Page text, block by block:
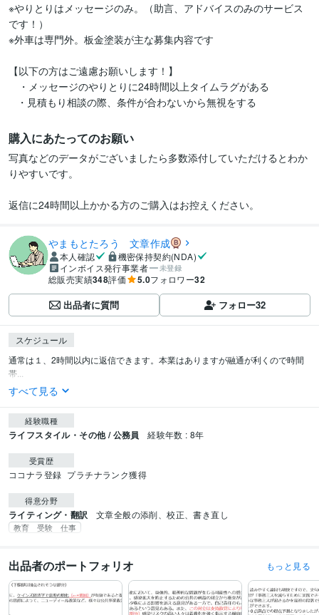
※やりとりはメッセージのみ。（助言、アドバイスのみのサービス
です！）
※外車は専門外。板金塗装が主な募集内容です
【以下の方はご遠慮お願いします！】
・メッセージのやりとりに24時間以上タイムラグがある
購入にあたってのお願い
写真などのデータがございましたら多数添付していただけるとわか
りやすいです。
返信に24時間以上かかる方のご購入はお控えください。
やまもとたろう 文章作成
本人確認
機密保持契約(NDA)
インボイス発行事業者
未登録
総販売実績348評価 5.0フォロワー32
出品者に質問 フォロー32
スケジュール
通常は１、2時間以内に返信できます。本業はありますが融通が利くので時間
帯...
すべて見る
経験職種
ライフスタイル・その他 / 公務員 経験年数 : 8年
受賞歴
ココナラ登録 プラチナランク獲得
得意分野
ライティング・翻訳 文章全般の添削、校正、書き直し
教育 受験 仕事
出品者のポートフォリオ もっと見る